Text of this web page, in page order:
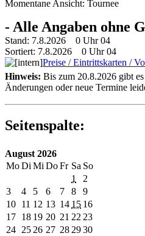
Momentane Ansicht: Tournee
- Alle Angaben ohne
Stand: 7.8.2026 0 Uhr 04
Sortiert: 7.8.2026 0 Uhr 04
Preise / Eintrittskarten /
Hinweis: Bis zum 20.8.2026 gibt
Änderungen oder neue Termine
Seitenspalte:
August 2026
MoDi Mi DoFr Sa So
1
2
3
4 5 6 7 8
9
10 11 12 13 14 15 16
17 18 19 20 21 22 23
24 25 26 27 28 2930